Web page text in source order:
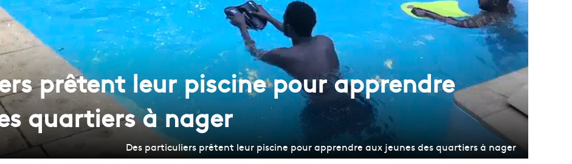
prêtent leur piscine pour apprendre
quartiers à nager
Des particuliers prêtent leur piscine pour apprendre aux jeunes des quartiers à nager